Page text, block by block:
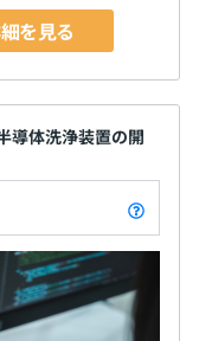
を見る
導体洗浄装置の開